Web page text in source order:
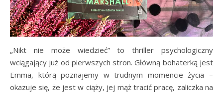
„Nikt nie może wiedzieć” to thriller psychologiczny
wciągający już od pierwszych stron. Główną bohaterką jest
Emma, którą poznajemy w trudnym momencie życia –
okazuje się, że jest w ciąży, jej mąż tracić pracę, zaliczka na